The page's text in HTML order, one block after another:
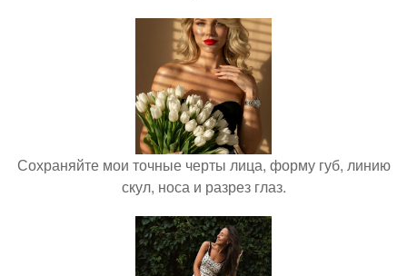
Сохраняйте мои точные черты лица, форму губ, линию
скул, носа и разрез глаз.